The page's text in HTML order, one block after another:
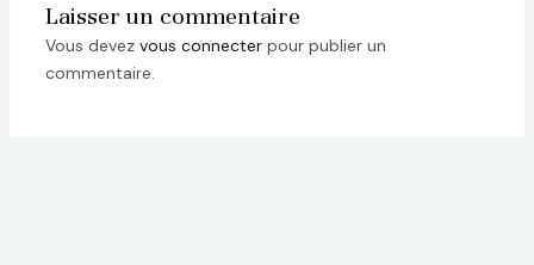
Laisser un commentaire
Vous devez vous connecterpour publier un
commentaire.